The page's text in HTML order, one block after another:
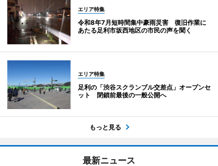
エリア特集
令和8年7月短時間集中豪雨災害 復旧作業に
あたる足利市坂西地区の市民の声を聞く
エリア特集
足利の「渋谷スクランブル交差点」オープンセ
ット 閉鎖前最後の一般公開へ
もっと見る
最新ニュース